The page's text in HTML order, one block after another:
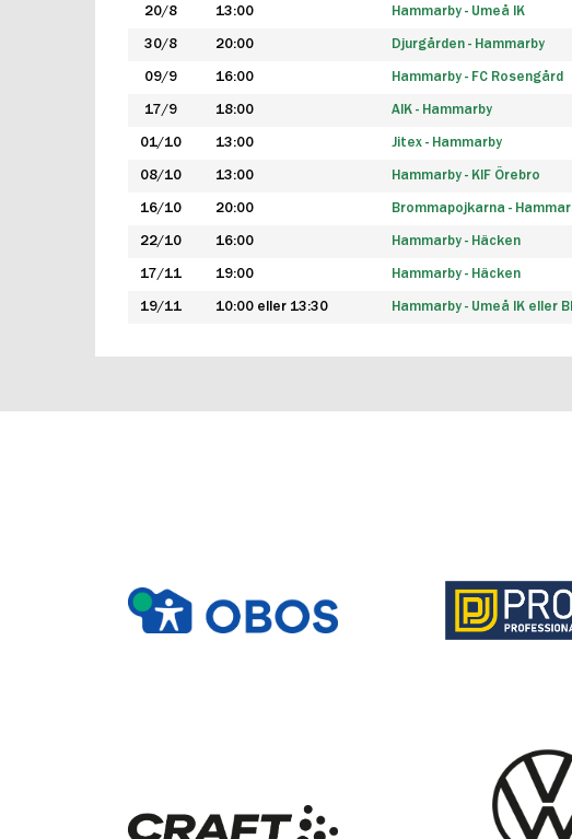
20/8 13:00 Hammarby - Umeå IK
30/8 20:00 Djurgården - Hammarby
09/9 16:00 Hammarby - FC Rosengård
17/9 18:00 AIK - Hammarby
01/10 13:00 Jitex - Hammarby
08/10 13:00 Hammarby - KIF Örebro
16/10 20:00 Brommapojkarna -
22/10 16:00 Hammarby - Häcken
17/11 19:00 Hammarby - Häcken
19/11 10:00 eller 13:30 Hammarby - Umeå IK eller